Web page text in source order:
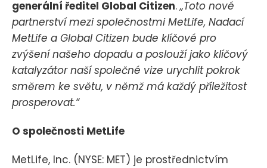
generální ředitel Global Citizen.„Toto nové
partnerství mezi společnostmi MetLife, Nadací
MetLife a Global Citizen bude klíčové pro
zvýšení našeho dopadu a poslouží jako klíčový
katalyzátor naší společné vize urychlit pokrok
směrem ke světu, v němž má každý příležitost
prosperovat.“
O společnosti MetLife
MetLife, Inc. (NYSE: MET) je prostřednictvím